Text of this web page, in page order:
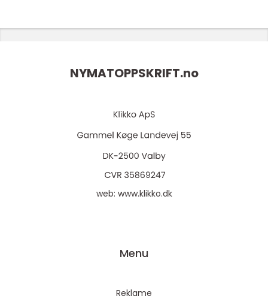
NYMATOPPSKRIFT.no
web: www.klikko.dk
Menu
Reklame